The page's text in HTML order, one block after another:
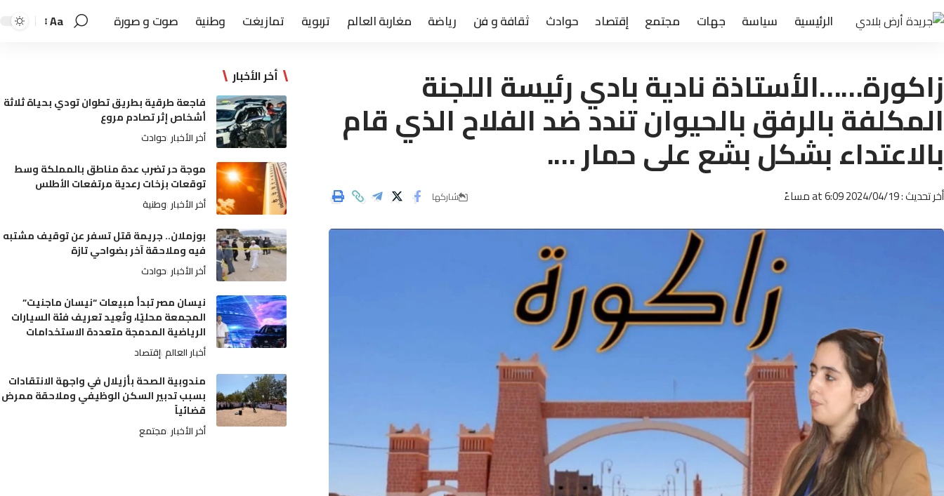
الرئيسية سياسة جهات مجتمع إقتصاد حوادث ثقافة و فن رياضة مغاربة العالم تربوية تمازيغت وطنية صوت و صورة Aa
زاكورة……الأستاذة نادية بادي رئيسة اللجنة
المكلفة بالرفق بالحيوان تندد ضد الفلاح الذي قام
بالاعتداء بشكل بشع على حمار ….
أخر تحديث : 2024/04/19 at 6:09 مساءً شاركها
أخر الأخبار
فاجعة طرقية بطريق تطوان تودي بحياة ثلاثة
أشخاص إثر تصادم مروع
أخر الأخبار حوادث
موجة حر تضرب عدة مناطق بالمملكة وسط
توقعات بزخات رعدية مرتفعات الأطلس
أخر الأخبار وطنية
بوزملان.. جريمة قتل تسفر عن توقيف مشتبه
فيه وملاحقة آخر بضواحي تازة
أخر الأخبار حوادث
نيسان مصر تبدأ مبيعات “نيسان ماجنيت”
المجمعة محليًا، وتُعِيد تعريف فئة السيارات
الرياضية المدمجة متعددة الاستخدامات
أخبار العالم إقتصاد
مندوبية الصحة بأزيلال في واجهة الانتقادات
بسبب تدبير السكن الوظيفي وملاحقة ممرض
قضائياً
أخر الأخبار مجتمع